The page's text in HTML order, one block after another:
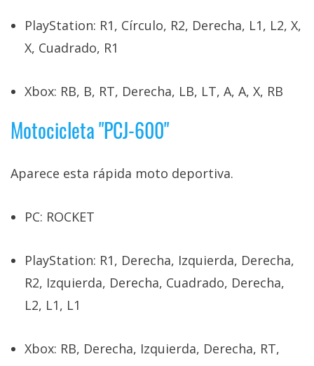
PlayStation: R1, Círculo, R2, Derecha, L1, L2, X,
X, Cuadrado, R1
Xbox: RB, B, RT, Derecha, LB, LT, A, A, X, RB
Motocicleta "PCJ-600"
Aparece esta rápida moto deportiva.
PC: ROCKET
PlayStation: R1, Derecha, Izquierda, Derecha,
R2, Izquierda, Derecha, Cuadrado, Derecha,
L2, L1, L1
Xbox: RB, Derecha, Izquierda, Derecha, RT,